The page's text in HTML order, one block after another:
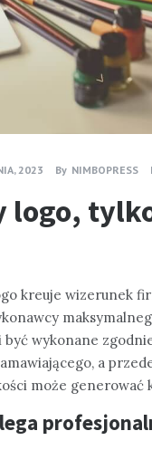
2023 By NIMBOPRESS
logo,
kreuje wizerunek
być wykonane
a
może generować